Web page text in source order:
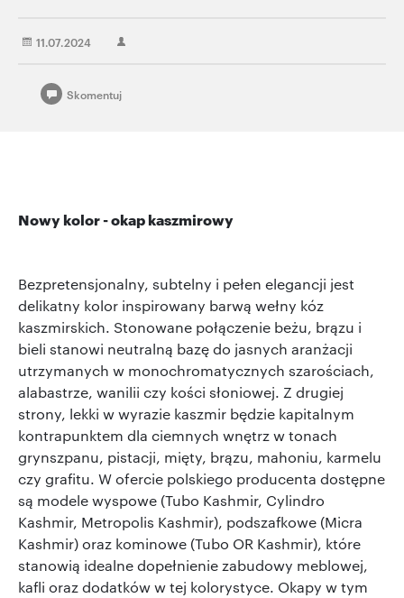
11.07.2024
Skomentuj
Nowy kolor - okap kaszmirowy
Bezpretensjonalny, subtelny i pełen elegancji jest
delikatny kolor inspirowany barwą wełny kóz
kaszmirskich. Stonowane połączenie beżu, brązu i
bieli stanowi neutralną bazę do jasnych aranżacji
utrzymanych w monochromatycznych szarościach,
alabastrze, wanilii czy kości słoniowej. Z drugiej
strony, lekki w wyrazie kaszmir będzie kapitalnym
kontrapunktem dla ciemnych wnętrz w tonach
grynszpanu, pistacji, mięty, brązu, mahoniu, karmelu
czy grafitu. W ofercie polskiego producenta dostępne
są modele wyspowe (Tubo Kashmir, Cylindro
Kashmir, Metropolis Kashmir), podszafkowe (Micra
Kashmir) oraz kominowe (Tubo OR Kashmir), które
stanowią idealne dopełnienie zabudowy meblowej,
kafli oraz dodatków w tej kolorystyce. Okapy w tym